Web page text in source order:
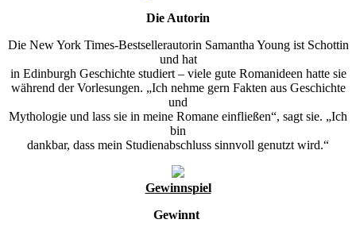
Die Autorin
Die New York Times-Bestsellerautorin Samantha Young ist Schottin
und hat
in Edinburgh Geschichte studiert – viele gute Romanideen hatte sie
während der Vorlesungen. „Ich nehme gern Fakten aus Geschichte
und
Mythologie und lass sie in meine Romane einfließen“, sagt sie. „Ich
bin
dankbar, dass mein Studienabschluss sinnvoll genutzt wird.“
Gewinnspiel
Gewinnt